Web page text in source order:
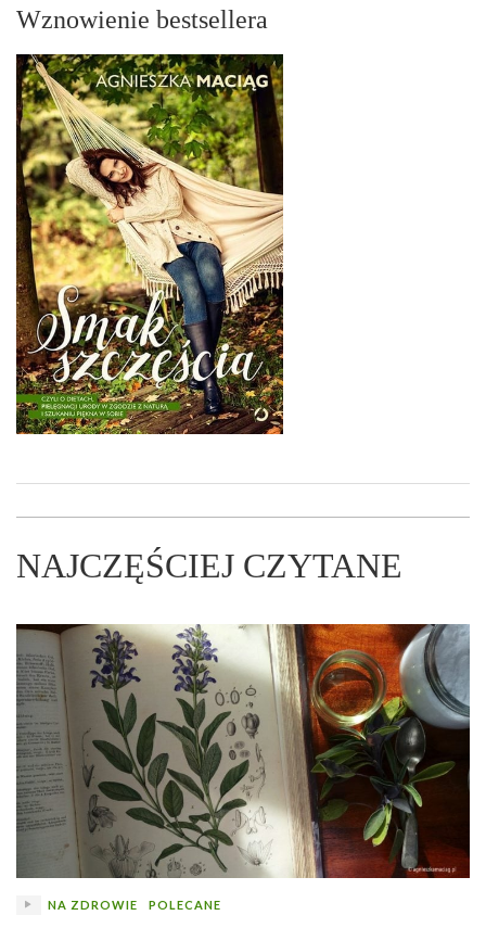
Wznowienie bestsellera
NAJCZĘŚCIEJ CZYTANE
NA ZDROWIE POLECANE